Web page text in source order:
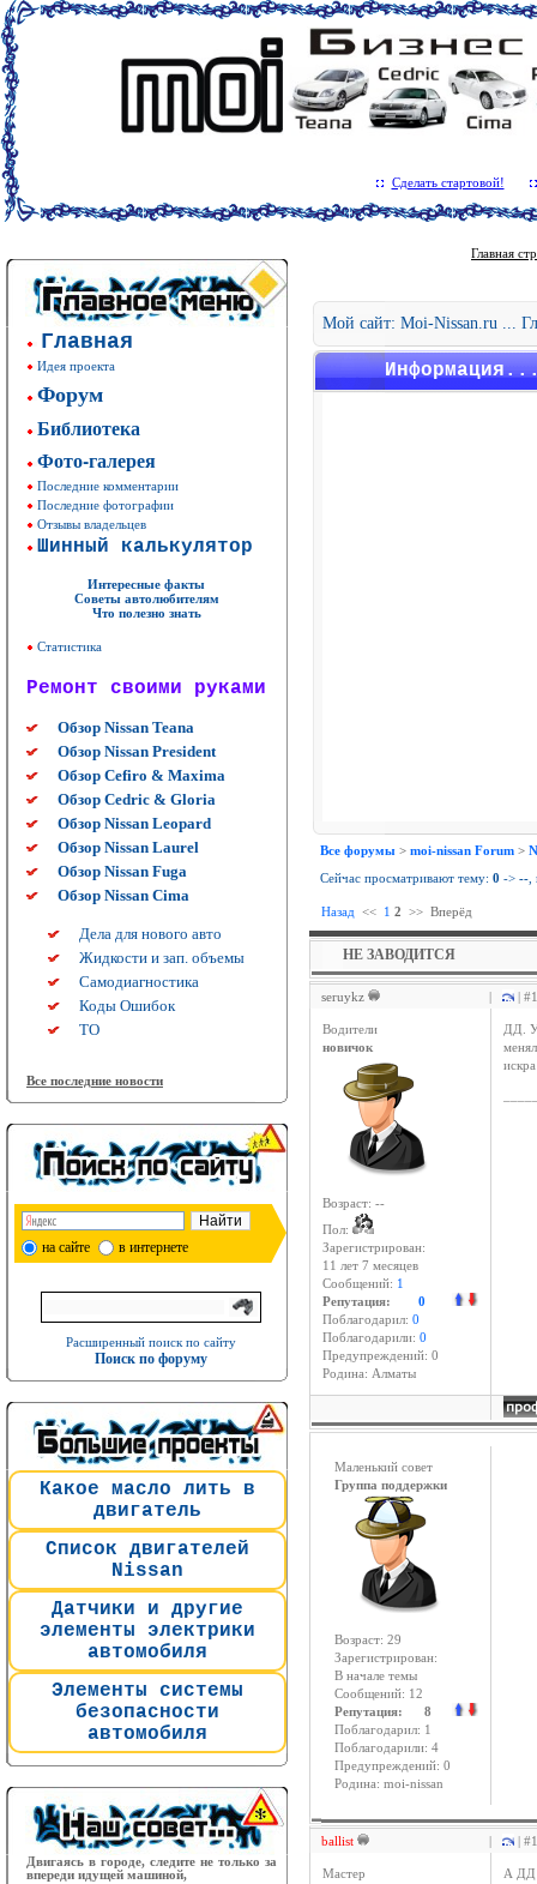
Сделать стартовой!
Главная
Идея проекта
Форум
Библиотека
Фото-галерея
Последние комментарии
Последние фотографии
Отзывы владельцев
Шинный калькулятор
Интересные факты
Советы автолюбителям
Что полезно знать
Статистика
Ремонт своими руками
Обзор Nissan Teana
Обзор Nissan President
Обзор Cefiro & Maxima
Обзор Cedric & Gloria
Обзор Nissan Leopard
Обзор Nissan Laurel
Обзор Nissan Fuga
Обзор Nissan Cima
Дела для нового авто
Жидкости и зап. объемы
Самодиагностика
Коды Ошибок
ТО
Все последние новости
на сайте в интернете
Расширенный поиск по сайту
Поиск по форуму
Какое масло лить в
двигатель
Список двигателей
Nissan
Датчики и другие
элементы электрики
автомобиля
Элементы системы
безопасности
автомобиля
Двигаясь в городе, следите не только за
впереди идущей машиной,
Главная
Мой сайт: Moi-Nissan.ru ...
Все форумы > moi-nissan Forum >
Сейчас просматривают тему: 0 -> --
Назад << 1 2 >> Вперёд
НЕ ЗАВОДИТСЯ
seruykz | |
Водители
новичок
Возраст: --
Пол:
Зарегистрирован:
11 лет 7 месяцев
Сообщений: 1
Репутация: 0
Поблагодарил: 0
Поблагодарили: 0
Предупреждений: 0
Родина: Алматы
ДД. У
Маленький совет
Группа поддержки
Возраст: 29
Зарегистрирован:
В начале темы
Сообщений: 12
Репутация: 8
Поблагодарил: 1
Поблагодарили: 4
Предупреждений: 0
Родина: moi-nissan
ballist | |
Мастер
А ДД